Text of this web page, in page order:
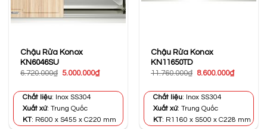
Chậu Rửa Konox
KN6046SU
6.720.000₫ Giá
6.720.000₫.
5.000.000₫Giá
Chất liệu: Inox SS304
Xuất xứ: Trung Quốc
KT: R600 x S455 x C220 mm
Chậu Rửa Konox
KN11650TD
11.760.000₫ Giá
11.760.000₫.
8.600.000₫Giá
Chất liệu: Inox SS304
Xuất xứ: Trung Quốc
KT: R1160 x S500 x C228 mm